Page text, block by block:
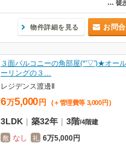
… 徒
物件詳細を見る お問
３面バルコニーの角部屋(*'▽')★オー
ーリングの３…
レジデンス渡邊Ⅱ
6万5,000 円 (＋管理費等 3,000 円 )
3LDK | 築32年 | 3階/4階建
敷 なし 礼 6万5,000円